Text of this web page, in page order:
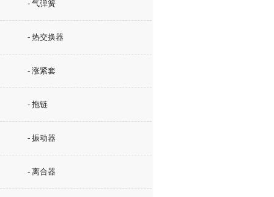
- 气弹簧
- 热交换器
- 涨紧套
- 拖链
- 振动器
- 离合器